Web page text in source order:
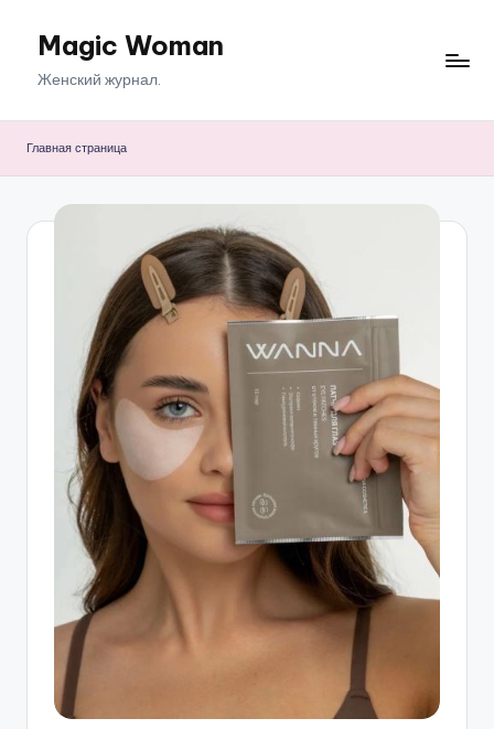
ПерейтиMagic Woman
Женский журнал.
Главная страница